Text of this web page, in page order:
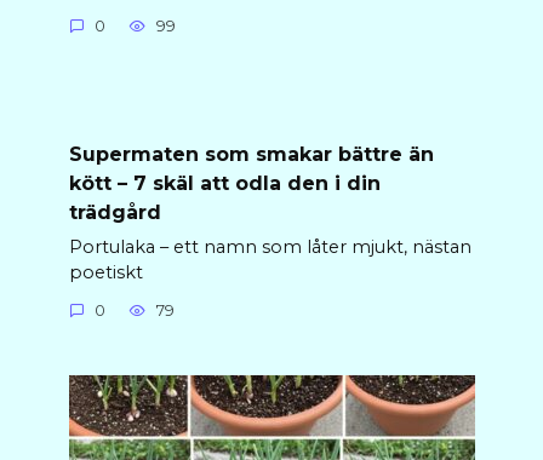
0 99
Supermaten som smakar bättre än
kött – 7 skäl att odla den i din
trädgård
Portulaka – ett namn som låter mjukt, nästan
poetiskt
0 79